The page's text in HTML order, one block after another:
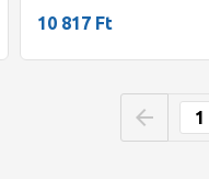
10 817 Ft